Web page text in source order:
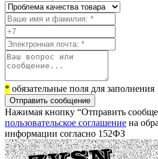
* обязательные поля для заполнения
Отправить сообщение
Нажимая кнопку “Отправить
пользовательское соглашение на
информации согласно 152ФЗ